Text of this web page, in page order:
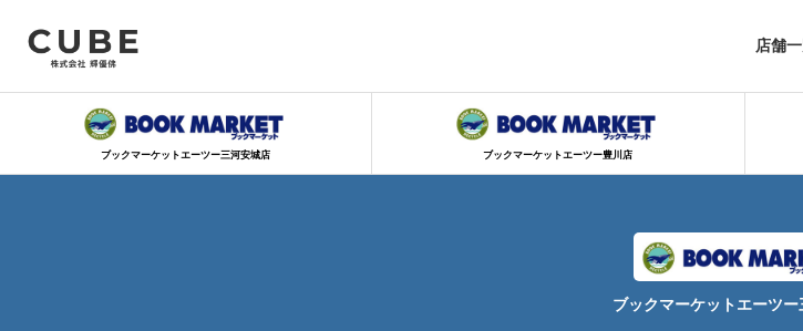
店舗
ブックマーケットエーツー三河安城店 ブックマーケットエーツー豊川店
ブックマーケットエーツ